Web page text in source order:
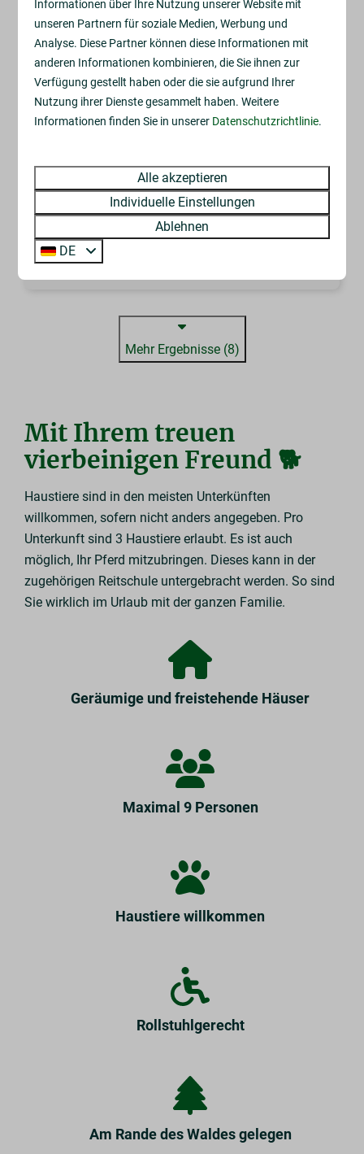
3 Nächte
Drenthelodge | Berging | 4 Pers.
Niederlande, Drenthe, Zorgvlied
4
2
3
Covered terrace surrounded by
greenery
Peaceful location at the edge of the forest
Mehr Ergebnisse (8)
Mit Ihrem treuen
vierbeinigen Freund 🐕
Haustiere sind in den meisten Unterkünften
willkommen, sofern nicht anders angegeben. Pro
Unterkunft sind 3 Haustiere erlaubt. Es ist auch
möglich, Ihr Pferd mitzubringen. Dieses kann in der
zugehörigen Reitschule untergebracht werden. So sind
Sie wirklich im Urlaub mit der ganzen Familie.
Geräumige und freistehende Häuser
Maximal 9 Personen
Haustiere willkommen
Rollstuhlgerecht
Am Rande des Waldes gelegen
Informationen über Ihre Nutzung unserer Website mit
unseren Partnern für soziale Medien, Werbung und
Analyse. Diese Partner können diese Informationen mit
anderen Informationen kombinieren, die Sie ihnen zur
Verfügung gestellt haben oder die sie aufgrund Ihrer
Nutzung ihrer Dienste gesammelt haben. Weitere
Informationen finden Sie in unserer Datenschutzrichtlinie.
Alle akzeptieren
Individuelle Einstellungen
Ablehnen
DE